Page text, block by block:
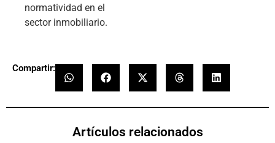
normatividad en el
sector inmobiliario.
Compartir:
Artículos relacionados